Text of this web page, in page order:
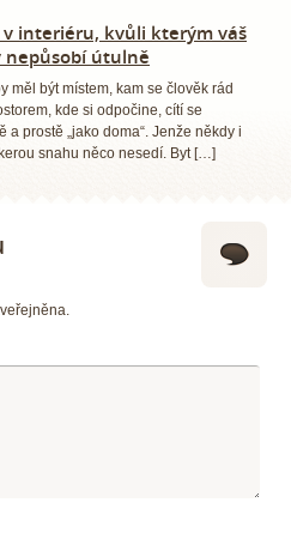
v interiéru, kvůli kterým váš
nepůsobí útulně
měl být místem, kam se člověk rád
kde si odpočine, cítí se
a prostě „jako doma“. Jenže někdy i
snahu něco nesedí. Byt […]